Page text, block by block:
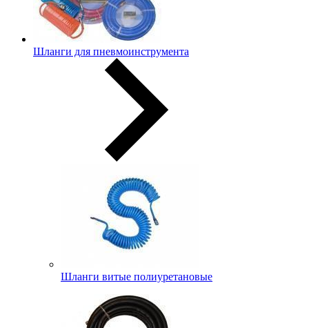
Шланги для пневмоинструмента
Шланги витые полиуретановые